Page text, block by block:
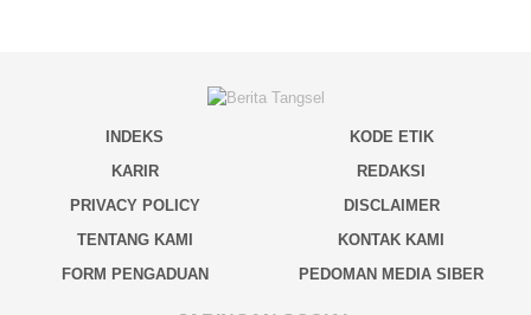
INDEKS
KODE ETIK
KARIR
REDAKSI
PRIVACY POLICY
DISCLAIMER
TENTANG KAMI
KONTAK KAMI
FORM PENGADUAN
PEDOMAN MEDIA SIBER